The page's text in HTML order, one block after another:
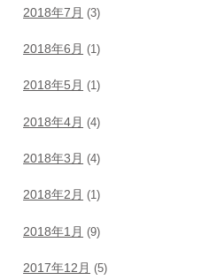
2018年7月 (3)
2018年6月 (1)
2018年5月 (1)
2018年4月 (4)
2018年3月 (4)
2018年2月 (1)
2018年1月 (9)
2017年12月 (5)